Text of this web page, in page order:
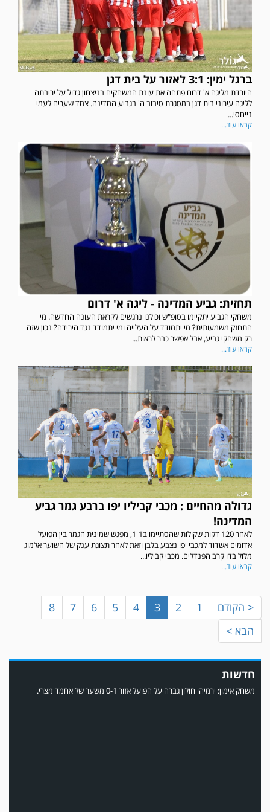
ברגל ימין: 3:1 לאזור על בית דגן
היורדת מליגה א' דרום פתחה את עונת המשחקים בניצחון גדול על יריבתה
לליגה עירוני בית דגן במסגרת סיבוב ה' בגביע המדינה. צמד שערים לעמי
נייחסי...
קראו עוד...
תחזית: גביע המדינה - ליגה א' דרום
משחקי הגביע יתקיימו בסופ"ש וכולנו נרגשים לקראת העונה החדשה. מי
התחזק משמעותית? מי יתמודד על העלייה ומי יתמודד נגד הירידה? נכון שזה
רק משחקי גביע, אבל אפשר כבר לראות...
קראו עוד...
גדולה מהחיים : מכבי קביליו יפו ברבע גמר גביע
המדינה!
לאחר 120 דקות שקולות שהסתיימו ב1-1, מפגש שמינית הגמר בין הפועל
אדומים אשדוד למכבי יפו נצבע בלבן וזאת לאחר תצוגת ענק של השוער אלמוג
מלול בדו קרב הפנדלים. מכבי קביליו...
קראו עוד...
< הקודם 1
2
3
4
5
6
7
8
הבא >
חדשות
במשחק אימון שהתקיים הבוקר יום ה' ניצחה קרית מלאכי את עירוני אשדוד 5-0.
משחק אימון: ירמיהו חולון גברה על הפועל אזור 0-1 משער של אחמד מצרי.